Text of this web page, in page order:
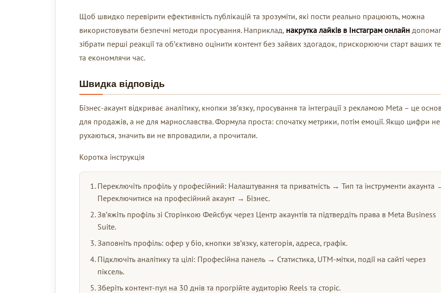
Щоб швидко перевірити ефективність публікацій та зрозуміти, які пости реально працюють, можна
використовувати безпечні методи просування. Наприклад, накрутка лайків в Інстаграм онлайн
зібрати перші реакції та об’єктивно оцінити контент без зайвих здогадок, прискорюючи старт ваших
та економлячи час.
Швидка відповідь
Бізнес-акаунт відкриває аналітику, кнопки зв’язку, просування та інтеграції з рекламою Meta – це
для продажів, а не для марнославства. Формула проста: спочатку метрики, потім емоції. Якщо цифри не
рухаються, значить ви не впровадили, а прочитали.
Коротка інструкція
Переключіть профіль у професійний: Налаштування та приватність → Тип та інструменти акаунта
Переключитися на професійний акаунт → Бізнес.
Зв’яжіть профіль зі Сторінкою Фейсбук через Центр акаунтів та підтвердіть права в Meta Business
Suite.
Заповніть профіль: офер у біо, кнопки зв’язку, категорія, адреса, графік.
Підключіть аналітику та цілі: Професійна панель → Статистика, UTM-мітки, події на сайті через
піксель.
Зберіть контент-пул на 30 днів та прогрійте аудиторію Reels та сторіс.